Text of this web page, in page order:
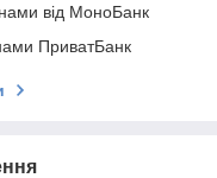
від МоноБанк
ПриватБанк